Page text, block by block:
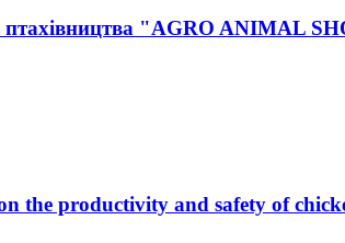
"AGRO ANIMAL
the productivity and safety of